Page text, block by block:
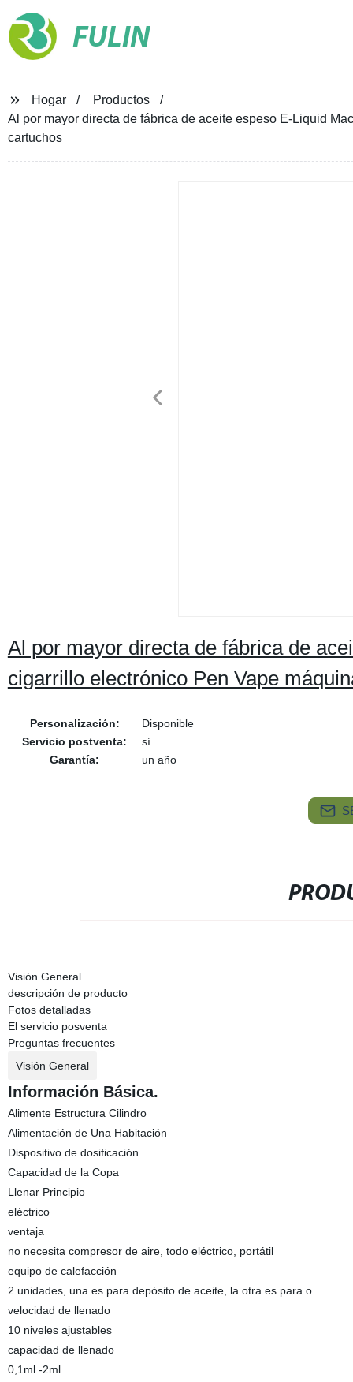
FULIN
Hogar
Productos
Al por mayor directa de fábrica de aceite espeso E-Liquid
cartuchos
Al por mayor directa de fábrica de
cigarrillo electrónico Pen Vape
Personalización:
Disponible
Servicio postventa:
sí
Garantía:
un año
Visión General
descripción de producto
Fotos detalladas
El servicio posventa
Preguntas frecuentes
Visión General
Información Básica.
Alimente Estructura Cilindro
Alimentación de Una Habitación
Dispositivo de dosificación
Capacidad de la Copa
Llenar Principio
eléctrico
ventaja
no necesita compresor de aire, todo eléctrico, portátil
equipo de calefacción
2 unidades, una es para depósito de aceite, la otra es para o.
velocidad de llenado
10 niveles ajustables
capacidad de llenado
0,1ml -2ml